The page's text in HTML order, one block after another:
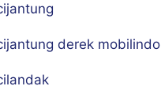
derek mobilindo